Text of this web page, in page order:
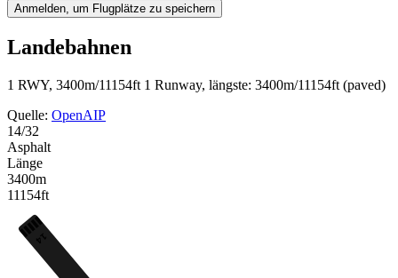
Anmelden, um Flugplätze zu speichern
Landebahnen
1 RWY, 3400m/11154ft 1 Runway, längste: 3400m/11154ft (paved)
Quelle: OpenAIP
14/32
Asphalt
Länge
3400m
11154ft
14